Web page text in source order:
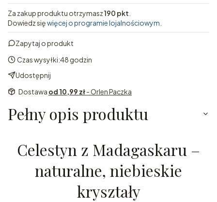
Za zakup produktu otrzymasz190 pkt
Dowiedz sięwięcej o programie lojalnościowym.
Zapytaj o produkt
Czas wysyłki:48 godzin
Udostępnij
Dostawa od 10,99 zł- Orlen Paczka
Pełny opis produktu
Celestyn z Madagaskaru –
naturalne, niebieskie
kryształy